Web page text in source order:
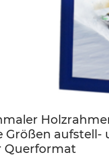
Größen
Querformat